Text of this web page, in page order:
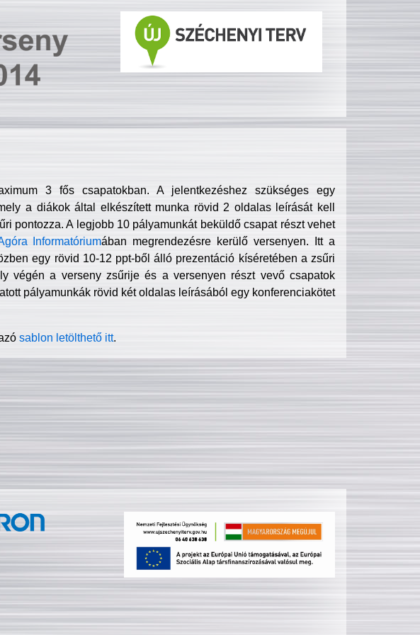
3 fős csapatokban. A jelentkezéshez szükséges egy
a diákok által elkészített munka rövid 2 oldalas leírását kell
pontozza. A legjobb 10 pályamunkát beküldő csapat részt vehet
Informatóriumában megrendezésre kerülő versenyen. Itt a
egy rövid 10-12 ppt-ből álló prezentáció kíséretében a zsűri
végén a verseny zsűrije és a versenyen részt vevő csapatok
pályamunkák rövid két oldalas leírásából egy konferenciakötet
sablon letölthető itt.